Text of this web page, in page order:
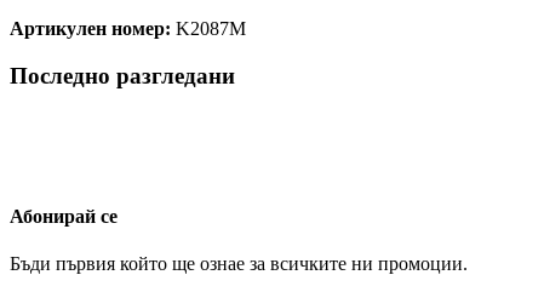
Артикулен номер: K2087M
Последно разгледани
Абонирай се
Бъди първия който ще ознае за всичките ни промоции.